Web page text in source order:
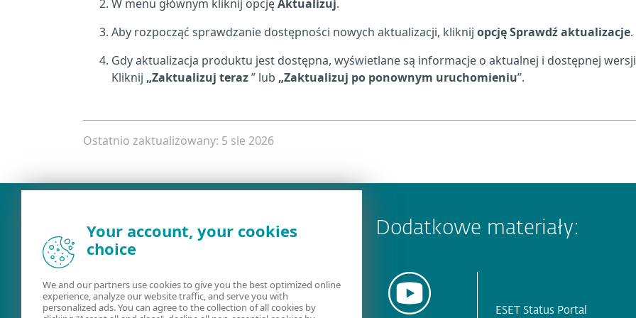
W menu głównym kliknij opcjęAktualizuj.
Aby rozpocząć sprawdzanie dostępności nowych aktualizacji, kliknij opcję Sprawdź aktualizacje.
Gdy aktualizacja produktu jest dostępna, wyświetlane są informacje o aktualnej i dostępnej
Kliknij „Zaktualizuj teraz” lub „Zaktualizuj po ponownym uruchomieniu”.
Ostatnio zaktualizowany: 5 sie 2026
Dodatkowe materiały:
ESET Status Portal
Your account, your cookies
choice
We and our partners use cookies to give you the best optimized online
experience, analyze our website traffic, and serve you with
personalized ads. You can agree to the collection of all cookies by